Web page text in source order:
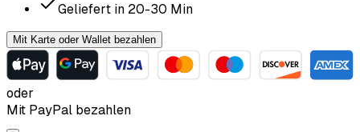
Geliefert in 20-30 Min
Mit Karte oder Wallet bezahlen
oder
Mit PayPal bezahlen